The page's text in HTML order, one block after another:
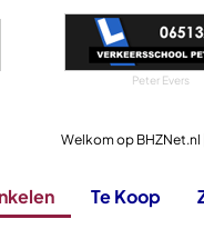
Peter Evers
Welkom op BHZNet.nl |
Te Koop